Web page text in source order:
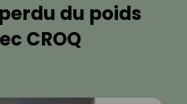
du poids
CROQ